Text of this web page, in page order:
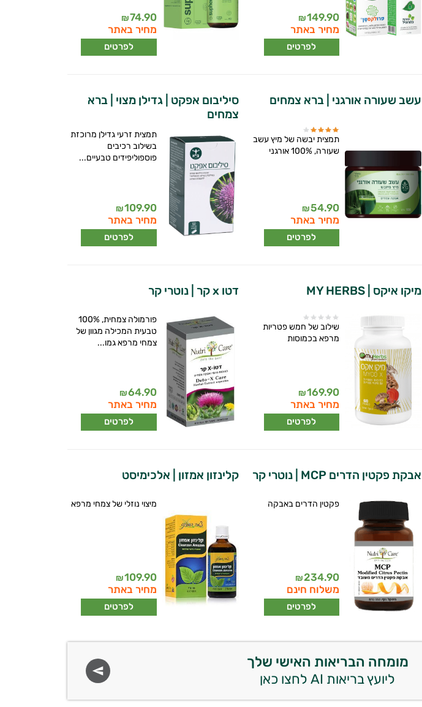
149.90
₪
מחיר באתר
לפרטים
74.90
₪
מחיר באתר
לפרטים
עשב שעורה אורגני | ברא צמחים
תמצית יבשה של מיץ עשב
שעורה, 100% אורגני
54.90
₪
מחיר באתר
לפרטים
סיליבום אפקט | גדילן מצוי | ברא
צמחים
תמצית זרעי גדילן מרוכזת
בשילוב רכיבים
פוספוליפידים טבעיים...
109.90
₪
מחיר באתר
לפרטים
מיקו איקס | MY HERBS
שילוב של חמש פטריות
מרפא בכמוסות
169.90
₪
מחיר באתר
לפרטים
דטו x קר | נוטרי קר
פורמולה צמחית, 100%
טבעית המכילה מגוון של
צמחי מרפא גמו...
64.90
₪
מחיר באתר
לפרטים
אבקת פקטין הדרים MCP | נוטרי קר
פקטין הדרים באבקה
234.90
₪
משלוח חינם
לפרטים
קלינזון אמזון | אלכימיסט
מיצוי נוזלי של צמחי מרפא
109.90
₪
מחיר באתר
לפרטים
מומחה הבריאות האישי שלך
ליועץ בריאות AI לחצו כאן